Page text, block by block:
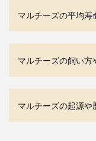
マルチーズの平均
マルチーズの飼い方
マルチーズの起源や